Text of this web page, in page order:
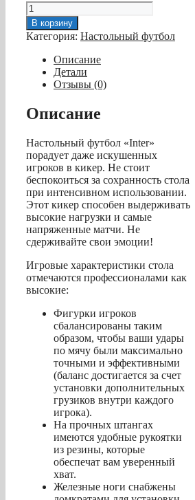
Количество
товара
Настольный
футбол
(кикер)
«Inter»
(148.5
78
х
см,
черный)
В корзину
Категория: Настольный футбол
Описание
Детали
Отзывы (0)
Описание
Настольный футбол «Inter»
порадует даже искушенных
игроков в кикер. Не стоит
беспокоиться за сохранность стола
при интенсивном использовании.
Этот кикер способен выдерживать
высокие нагрузки и самые
напряженные матчи. Не
сдерживайте свои эмоции!
Игровые характеристики стола
отмечаются профессионалами как
высокие:
Фигурки игроков
сбалансированы таким
образом, чтобы ваши удары
по мячу были максимально
точными и эффективными
(баланс достигается за счет
установки дополнительных
грузиков внутри каждого
игрока).
На прочных штангах
имеются удобные рукоятки
из резины, которые
обеспечат вам уверенный
хват.
Железные ноги снабжены